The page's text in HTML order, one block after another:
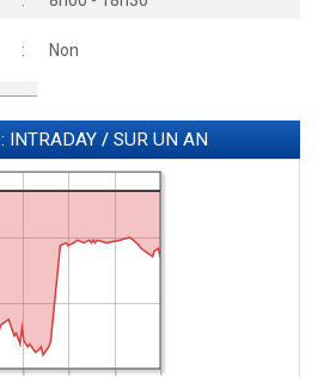
: Non
: INTRADAY/ SUR UN AN